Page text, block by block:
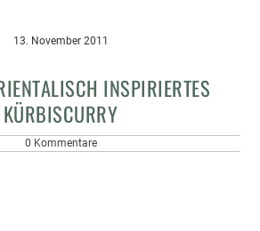
13. November 2011
INSPIRIERTES
KÜRBISCURRY
0 Kommentare